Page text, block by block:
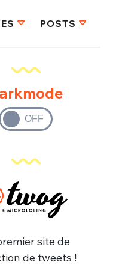
POSTS
site de
de tweets !